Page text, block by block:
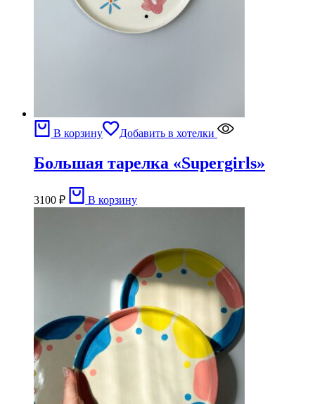
В корзину Добавить в хотелки
Большая тарелка «Supergirls»
3100 ₽ В корзину